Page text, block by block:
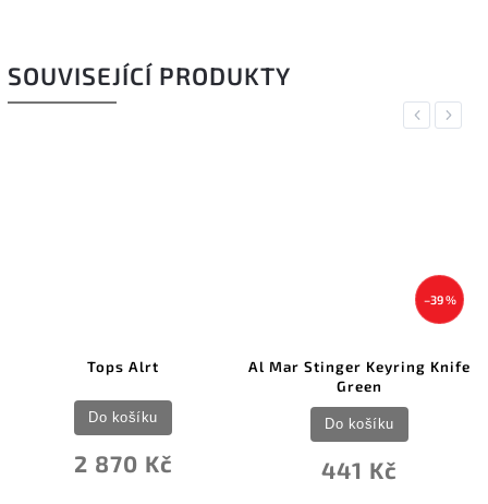
SOUVISEJÍCÍ PRODUKTY
Previous
Tops Alrt
2 870 Kč
Do košíku
–39 %
Al Mar Stinger Keyring Knife
Green
441 Kč
Do košíku
Next